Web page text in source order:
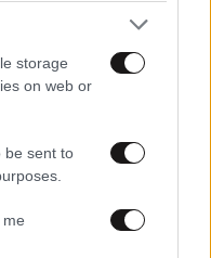
storage
on web or
be sent to
Βόλου:
– Ηθελε να
με τον